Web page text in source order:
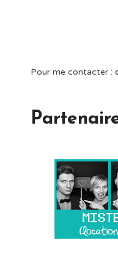
Pour me contacter :